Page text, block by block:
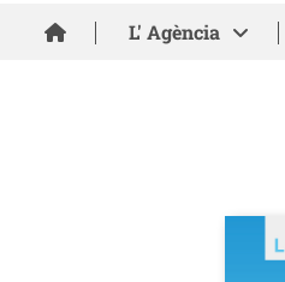
Inici L' Agència